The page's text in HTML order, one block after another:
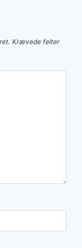
Krævede felter